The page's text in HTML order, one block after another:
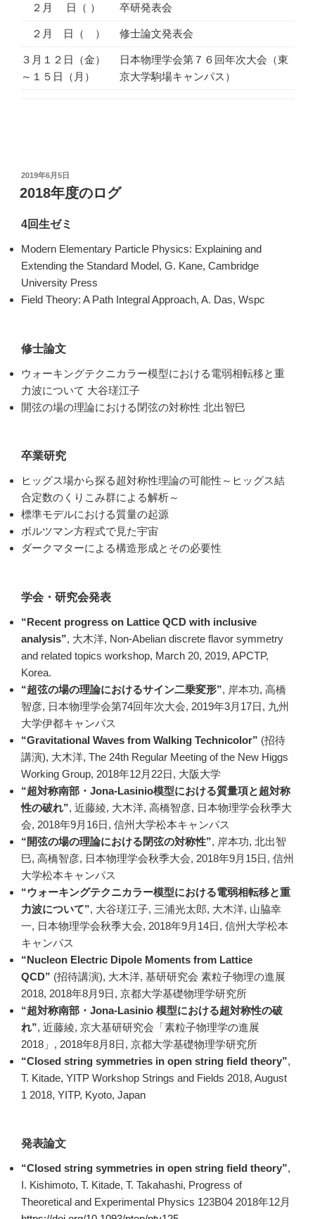
２月 日（ ） 卒研発表会
２月 日（ ） 修士論文発表会
３月１２日（金）
～１５日（月）
日本物理学会第７６回年次大会（東
京大学駒場キャンパス）
投
稿
日:
2019年6月5日
2018年度のログ
4回生ゼミ
Modern Elementary Particle Physics: Explaining and
Extending the Standard Model, G. Kane, Cambridge
University Press
Field Theory: A Path Integral Approach, A. Das, Wspc
修士論文
ウォーキングテクニカラー模型における電弱相転移と重
⼒波について 大谷瑳江子
開弦の場の理論における閉弦の対称性 北出智巳
卒業研究
ヒッグス場から探る超対称性理論の可能性～ヒッグス結
合定数のくりこみ群による解析～
標準モデルにおける質量の起源
ボルツマン方程式で見た宇宙
ダークマターによる構造形成とその必要性
学会・研究会発表
“Recent progress on Lattice QCD with inclusive
analysis”, 大木洋, Non-Abelian discrete flavor symmetry
and related topics workshop, March 20, 2019, APCTP,
Korea.
“超弦の場の理論におけるサイン二乗変形”, 岸本功, 高橋
智彦, 日本物理学会第74回年次大会, 2019年3月17日, 九州
大学伊都キャンパス
“Gravitational Waves from Walking Technicolor” (招待
講演), 大木洋, The 24th Regular Meeting of the New Higgs
Working Group, 2018年12月22日, 大阪大学
“超対称南部・Jona-Lasinio模型における質量項と超対称
性の破れ”, 近藤綾, 大木洋, 高橋智彦, 日本物理学会秋季大
会, 2018年9月16日, 信州大学松本キャンパス
“開弦の場の理論における閉弦の対称性”, 岸本功, 北出智
巳, 高橋智彦, 日本物理学会秋季大会, 2018年9月15日, 信州
大学松本キャンパス
“ウォーキングテクニカラー模型における電弱相転移と重
力波について”, 大谷瑳江子, 三浦光太郎, 大木洋, 山脇幸
一, 日本物理学会秋季大会, 2018年9月14日, 信州大学松本
キャンパス
“Nucleon Electric Dipole Moments from Lattice
QCD” (招待講演), 大木洋, 基研研究会 素粒子物理の進展
2018, 2018年8月9日, 京都大学基礎物理学研究所
“超対称南部・Jona-Lasinio 模型における超対称性の破
れ”, 近藤綾, 京大基研研究会「素粒子物理学の進展
2018」, 2018年8月8日, 京都大学基礎物理学研究所
“Closed string symmetries in open string field theory”,
T. Kitade, YITP Workshop Strings and Fields 2018, August
1 2018, YITP, Kyoto, Japan
発表論文
“Closed string symmetries in open string field theory”,
I. Kishimoto, T. Kitade, T. Takahashi, Progress of
Theoretical and Experimental Physics 123B04 2018年12月